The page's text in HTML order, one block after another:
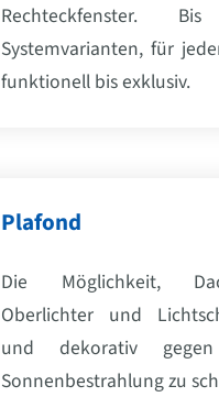
Rechteckfenster.
Systemvarianten, für
funktionell bis exklusiv.
Plafond
Die Möglichkeit,
Oberlichter und
und dekorativ
Sonnenbestrahlung zu